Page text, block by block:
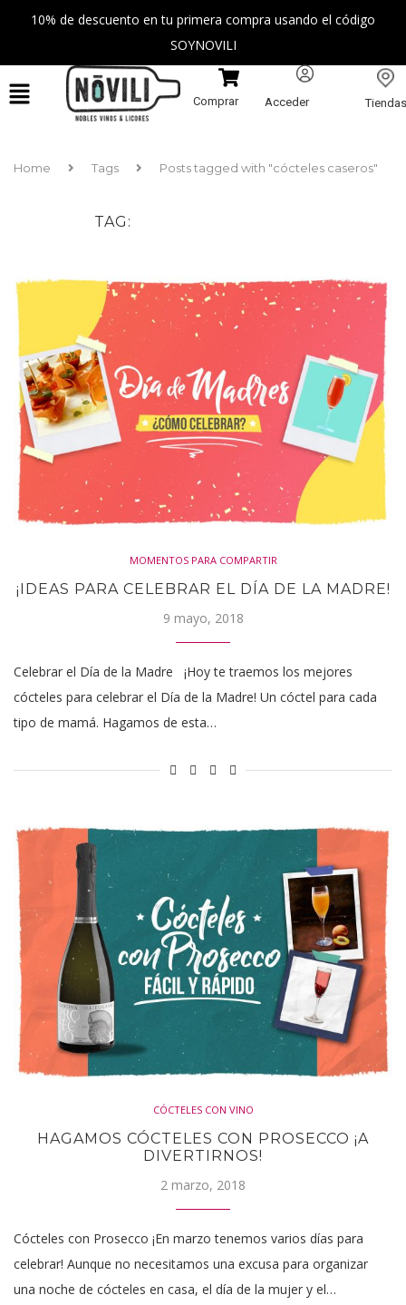
10% de descuento en tu primera compra usando el código
SOYNOVILI
Comprar Acceder Tiendas
Home Tags Posts tagged with "cócteles caseros"
TAG
MOMENTOS PARA COMPARTIR
¡IDEAS PARA CELEBRAR EL DÍA DE LA MADRE!
9 mayo, 2018
Celebrar el Día de la Madre ¡Hoy te traemos los mejores
cócteles para celebrar el Día de la Madre! Un cóctel para cada
tipo de mamá. Hagamos de esta…
CÓCTELES CON VINO
HAGAMOS CÓCTELES CON PROSECCO ¡A
DIVERTIRNOS!
2 marzo, 2018
Cócteles con Prosecco ¡En marzo tenemos varios días para
celebrar! Aunque no necesitamos una excusa para organizar
una noche de cócteles en casa, el día de la mujer y el…